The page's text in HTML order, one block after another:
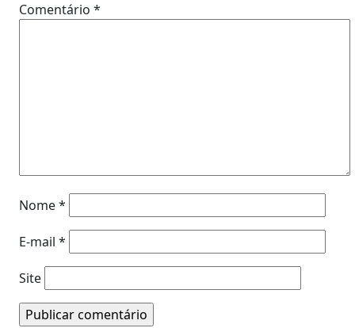
Comentário *
Nome*
E-mail *
Site